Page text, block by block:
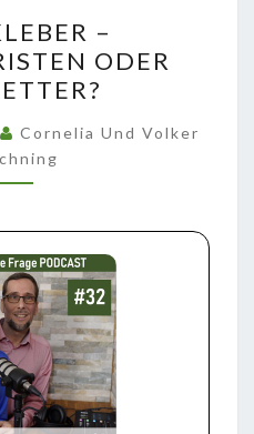
–
ÖKOTERRORISTEN
ODER
WELTRETTER?
–
ODER
Cornelia Und Volker